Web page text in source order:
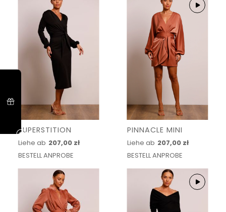
SUPERSTITION
Liehe ab 207,00 zł
BESTELL ANPROBE
PINNACLE MINI
Liehe ab 207,00 zł
BESTELL ANPROBE